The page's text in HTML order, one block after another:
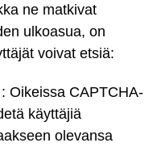
ne matkivat
ulkoasua, on
voivat etsiä:
: Oikeissa CAPTCHA-
käyttäjiä
olevansa